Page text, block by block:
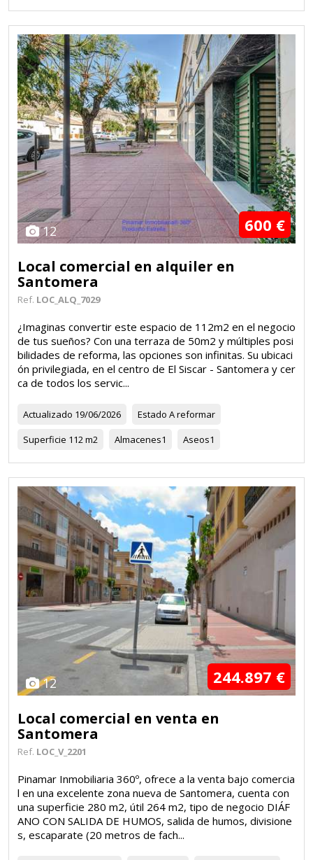
12 600 €
Local comercial en alquiler en
Santomera
Ref. LOC_ALQ_7029
¿Imaginas convertir este espacio de 112m2 en el negocio
de tus sueños? Con una terraza de 50m2 y múltiples posi
bilidades de reforma, las opciones son infinitas. Su ubicaci
ón privilegiada, en el centro de El Siscar - Santomera y cer
ca de todos los servic...
Actualizado 19/06/2026 Estado A reformar
Superficie 112 m2 Almacenes1 Aseos1
12 244.897 €
Local comercial en venta en
Santomera
Ref. LOC_V_2201
Pinamar Inmobiliaria 360º, ofrece a la venta bajo comercia
l en una excelente zona nueva de Santomera, cuenta con
una superficie 280 m2, útil 264 m2, tipo de negocio DIÁF
ANO CON SALIDA DE HUMOS, salida de humos, divisione
s, escaparate (20 metros de fach...